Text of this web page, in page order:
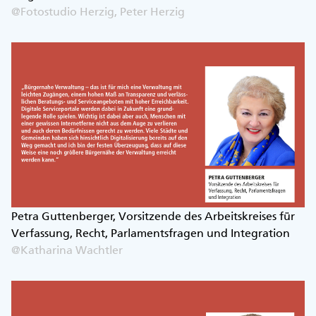
@Fotostudio Herzig, Peter Herzig
Petra Guttenberger, Vorsitzende des Arbeitskreises für
Verfassung, Recht, Parlamentsfragen und Integration
@Katharina Wachtler